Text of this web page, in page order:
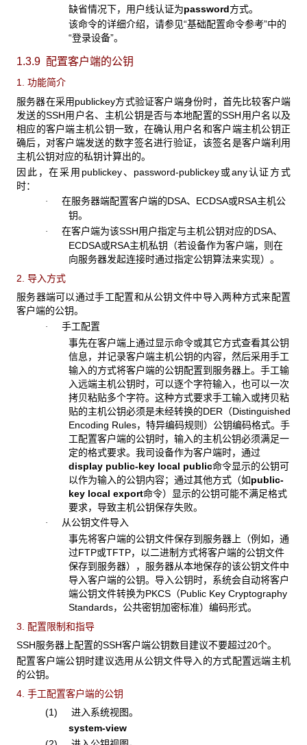
缺省情况下，用户线认证为password方式。
该命令的详细介绍，请参见“基础配置命令参考”中的
“登录设备”。
1.3.9 配置客户端的公钥
1. 功能简介
服务器在采用publickey方式验证客户端身份时，首先比较客户端
发送的SSH用户名、主机公钥是否与本地配置的SSH用户名以及
相应的客户端主机公钥一致，在确认用户名和客户端主机公钥正
确后，对客户端发送的数字签名进行验证，该签名是客户端利用
主机公钥对应的私钥计算出的。
因此，在采用publickey、password-publickey或any认证方式
时：
· 在服务器端配置客户端的DSA、ECDSA或RSA主机公
钥。
· 在客户端为该SSH用户指定与主机公钥对应的DSA、
ECDSA或RSA主机私钥（若设备作为客户端，则在
向服务器发起连接时通过指定公钥算法来实现）。
2. 导入方式
服务器端可以通过手工配置和从公钥文件中导入两种方式来配置
客户端的公钥。
· 手工配置
事先在客户端上通过显示命令或其它方式查看其公钥
信息，并记录客户端主机公钥的内容，然后采用手工
输入的方式将客户端的公钥配置到服务器上。手工输
入远端主机公钥时，可以逐个字符输入，也可以一次
拷贝粘贴多个字符。这种方式要求手工输入或拷贝粘
贴的主机公钥必须是未经转换的DER（Distinguished
Encoding Rules，特异编码规则）公钥编码格式。手
工配置客户端的公钥时，输入的主机公钥必须满足一
定的格式要求。我司设备作为客户端时，通过
display public-key local public命令显示的公钥可
以作为输入的公钥内容；通过其他方式（如public-
key local export命令）显示的公钥可能不满足格式
要求，导致主机公钥保存失败。
· 从公钥文件导入
事先将客户端的公钥文件保存到服务器上（例如，通
过FTP或TFTP，以二进制方式将客户端的公钥文件
保存到服务器），服务器从本地保存的该公钥文件中
导入客户端的公钥。导入公钥时，系统会自动将客户
端公钥文件转换为PKCS（Public Key Cryptography
Standards，公共密钥加密标准）编码形式。
3. 配置限制和指导
SSH服务器上配置的SSH客户端公钥数目建议不要超过20个。
配置客户端公钥时建议选用从公钥文件导入的方式配置远端主机
的公钥。
4. 手工配置客户端的公钥
(1) 进入系统视图。
system-view